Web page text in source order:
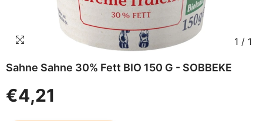
1 / 1
Sahne Sahne 30% Fett BIO 150 G - SOBBEKE
€4,21